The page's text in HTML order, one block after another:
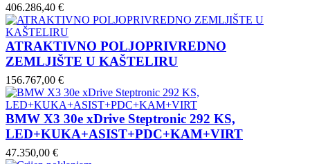
406.286,40 €
ATRAKTIVNO POLJOPRIVREDNO
ZEMLJIŠTE U KAŠTELIRU
156.767,00 €
BMW X3 30e xDrive Steptronic 292 KS,
LED+KUKA+ASIST+PDC+KAM+VIRT
47.350,00 €